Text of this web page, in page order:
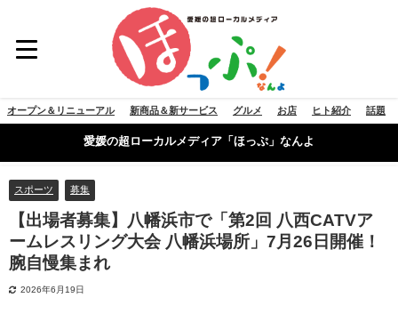
オープン＆リニューアル 新商品＆新サービス グルメ お店 ヒト紹介 話題
愛媛の超ローカルメディア「ほっぷ」なんよ
スポーツ 募集
【出場者募集】八幡浜市で「第2回 八西CATVア
ームレスリング大会 八幡浜場所」7月26日開催！
腕自慢集まれ
2026年6月19日